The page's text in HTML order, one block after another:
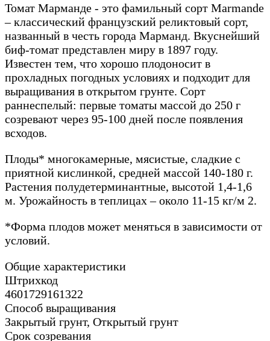
Томат Марманде - это фамильный сорт Marmande
– классический французский реликтовый сорт,
названный в честь города Марманд. Вкуснейший
биф-томат представлен миру в 1897 году.
Известен тем, что хорошо плодоносит в
прохладных погодных условиях и подходит для
выращивания в открытом грунте. Сорт
раннеспелый: первые томаты массой до 250 г
созревают через 95-100 дней после появления
всходов.
Плоды* многокамерные, мясистые, сладкие с
приятной кислинкой, средней массой 140-180 г.
Растения полудетерминантные, высотой 1,4-1,6
м. Урожайность в теплицах – около 11-15 кг/м 2.
*Форма плодов может меняться в зависимости от
условий.
Общие характеристики
Штрихкод
4601729161322
Способ выращивания
Закрытый грунт, Открытый грунт
Срок созревания